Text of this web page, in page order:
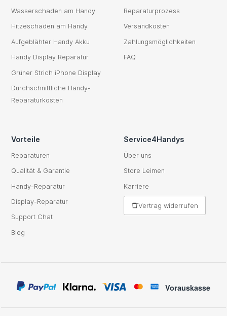
Wasserschaden am Handy
Hitzeschaden am Handy
Aufgeblähter Handy Akku
Handy Display Reparatur
Grüner Strich iPhone Display
Durchschnittliche Handy-
Reparaturkosten
Reparaturprozess
Versandkosten
Zahlungsmöglichkeiten
FAQ
Vorteile
Reparaturen
Qualität & Garantie
Handy-Reparatur
Display-Reparatur
Support Chat
Blog
Service4Handys
Über uns
Store Leimen
Karriere
Vertrag widerrufen
Vorauskasse